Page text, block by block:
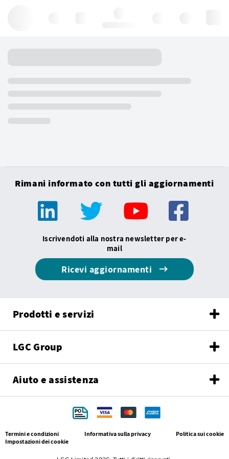
Rimani informato con tutti gli aggiornamenti
Iscrivendoti alla nostra newsletter per e-
mail
Ricevi aggiornamenti
Prodotti e servizi
LGC Group
Aiuto e assistenza
Termini e condizioni Informativa sulla privacy
Politica sui cookie
Impostazioni dei cookie